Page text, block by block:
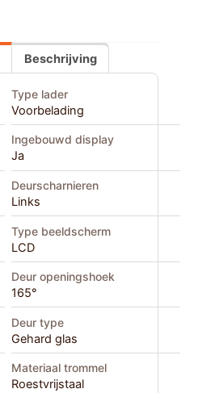
Beschrijving
Type lader
Voorbelading
Ingebouwd display
Ja
Deurscharnieren
Links
Type beeldscherm
LCD
Deur openingshoek
165°
Deur type
Gehard glas
Materiaal trommel
Roestvrijstaal